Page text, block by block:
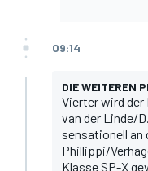
09:14
DIE WEITEREN
Vierter wird
van der Linde/
sensationell an
Phillippi/
Klasse SP-X